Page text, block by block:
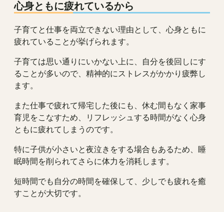
心身ともに疲れているから
子育てと仕事を両立できない理由として、心身ともに
疲れていることが挙げられます。
子育ては思い通りにいかない上に、自分を後回しにす
ることが多いので、精神的にストレスがかかり疲弊し
ます。
また仕事で疲れて帰宅した後にも、休む間もなく家事
育児をこなすため、リフレッシュする時間がなく心身
ともに疲れてしまうのです。
特に子供が小さいと夜泣きをする場合もあるため、睡
眠時間を削られてさらに体力を消耗します。
短時間でも自分の時間を確保して、少しでも疲れを癒
すことが大切です。